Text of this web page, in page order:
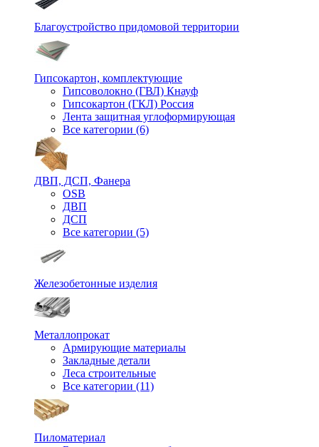
Благоустройство придомовой территории
Гипсокартон, комплектующие
Гипсоволокно (ГВЛ) Кнауф
Гипсокартон (ГКЛ) Россия
Лента защитная углоформирующая
Все категории (6)
ДВП, ДСП, Фанера
OSB
ДВП
ДСП
Все категории (5)
Железобетонные изделия
Металлопрокат
Армирующие материалы
Закладные детали
Леса строительные
Все категории (11)
Пиломатериал